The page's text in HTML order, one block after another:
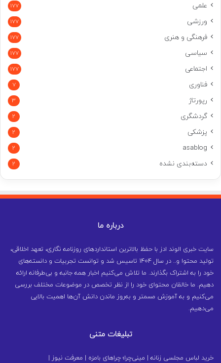
علمی 177
ورزشی 177
فرهنگی و هنری 177
سیاسی 177
اجتماعی 177
فناوری 7
رپورتاژ 3
گردشگری 2
پزشکی 2
asablog
2
دسته‌بندی نشده 2
درباره ما
سایت خبری الوند ادز با حفظ بالاترین استانداردهای روزنامه نگاری، تعهد اخلاقی،
تولید محتوا و.. در سال ۱۴۰۴ تاسیس شد و توانست تجربیات و دانسته‌های
خود را به اشتراک بگذارند. ما تلاش می‌کنیم اخبار همه جانبه و بی‌طرفانه ارائه
دهیم. ما خالقان محتوای خود را از نظر تخصص در موضوعات مختلف بررسی
می‌کنیم و به آموزش مسمتر و به‌روز ماندن دانش آن‌ها اهمیت بالایی
می‌دهیم.
تبلیغات متنی
خرید لباس مجلسی زنانه | مینی‌چرا؛ چراهای بامزه | معرفت نیوز |